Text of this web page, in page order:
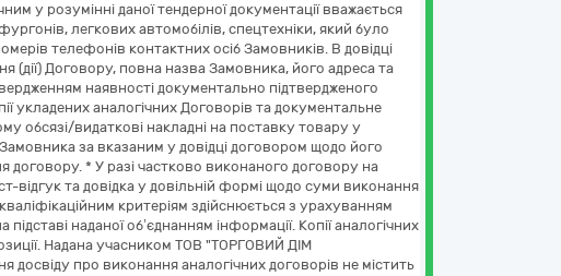
у розумінні даної тендерної документації вважається
легкових автомобілів, спецтехніки, який було
телефонів контактних осіб Замовників. В довідці
(дії) Договору, повна назва Замовника, його адреса та
наявності документально підтвердженого
укладених аналогічних Договорів та документальне
обсязі/видаткові накладні на поставку товару у
за вказаним у довідці договором щодо його
договору. * У разі частково виконаного договору на
відгук та довідка у довільній формі щодо суми виконання
критеріям здійснюється з урахуванням
наданої об’єднанням інформації. Копії аналогічних
Надана учасником ТОВ "ТОРГОВИЙ ДІМ
про виконання аналогічних договорів не містить